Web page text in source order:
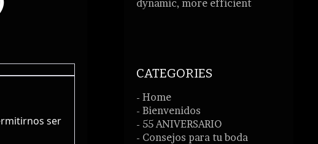
ser
dynamic, more efficient
CATEGORIES
- Home
- Bienvenidos
- 55 ANIVERSARIO
- Consejos para tu boda